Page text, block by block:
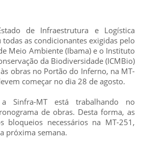
de Infraestrutura e Logística
as condicionantes exigidas pelo
Meio Ambiente (Ibama) e o Instituto
da Biodiversidade (ICMBio)
obras no Portão do Inferno, na MT-
começar no dia 28 de agosto.
Sinfra-MT está trabalhando no
de obras. Desta forma, as
bloqueios necessários na MT-251,
próxima semana.